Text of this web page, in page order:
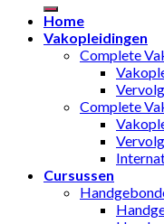
Home
Vakopleidingen
Complete
Complete
Cursussen